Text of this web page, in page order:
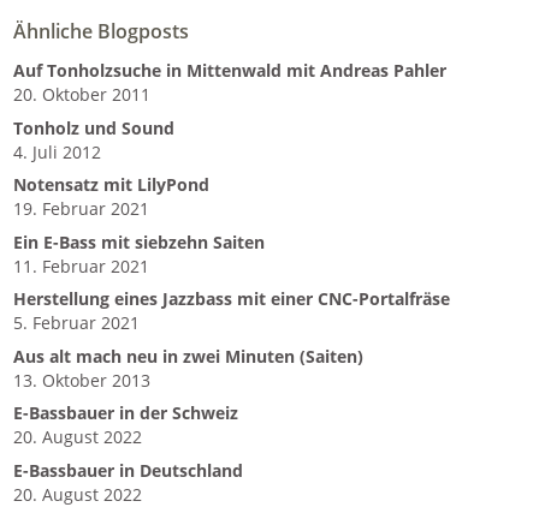
Ähnliche Blogposts
Auf Tonholzsuche in Mittenwald mit Andreas Pahler
20. Oktober 2011
Tonholz und Sound
4. Juli 2012
Notensatz mit LilyPond
19. Februar 2021
Ein E-Bass mit siebzehn Saiten
11. Februar 2021
Herstellung eines Jazzbass mit einer CNC-Portalfräse
5. Februar 2021
Aus alt mach neu in zwei Minuten (Saiten)
13. Oktober 2013
E-Bassbauer in der Schweiz
20. August 2022
E-Bassbauer in Deutschland
20. August 2022